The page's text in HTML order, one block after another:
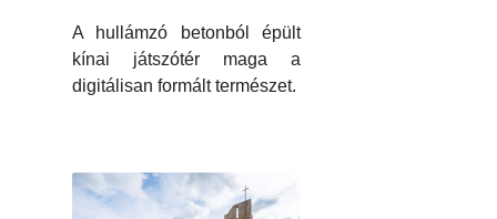
A hullámzó betonból épült
kínai játszótér maga a
digitálisan formált természet.